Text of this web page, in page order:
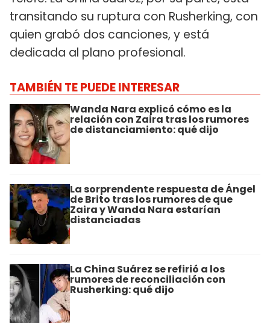
transitando su ruptura con Rusherking, con
quien grabó dos canciones, y está
dedicada al plano profesional.
TAMBIÉN TE PUEDE INTERESAR
Wanda Nara explicó cómo es la
relación con Zaira tras los rumores
de distanciamiento: qué dijo
La sorprendente respuesta de Ángel
de Brito tras los rumores de que
Zaira y Wanda Nara estarían
distanciadas
La China Suárez se refirió a los
rumores de reconciliación con
Rusherking: qué dijo